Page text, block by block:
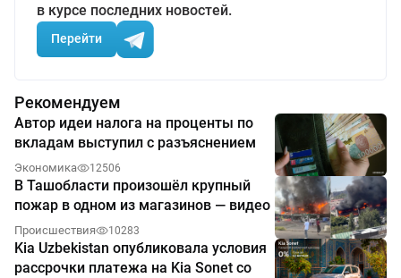
в курсе последних новостей.
Перейти
Рекомендуем
Автор идеи налога на проценты по
вкладам выступил с разъяснением
Экономика 12506
В Ташобласти произошёл крупный
пожар в одном из магазинов — видео
Происшествия 10283
Kia Uzbekistan опубликовала условия
рассрочки платежа на Kia Sonet со